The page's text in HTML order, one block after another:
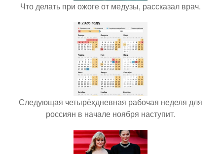
Что делать при ожоге от медузы, рассказал врач.
Следующая четырёхдневная рабочая неделя для
россиян в начале ноября наступит.